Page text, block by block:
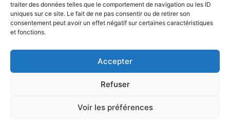
traiter des données telles que le comportement de navigation ou les ID
uniques sur ce site. Le fait de ne pas consentir ou de retirer son
consentement peut avoir un effet négatif sur certaines caractéristiques
et fonctions.
Accepter
Refuser
Voir les préférences
Projet Toiture ?
l'Oise.
Mentions Legales
Politique de cookies
Politique de confidentialité
Conditions generales de ventes
Copyright © 2026 vh-toiture-60.fr |